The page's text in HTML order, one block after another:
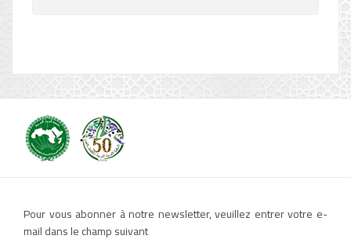
Pour vous abonner à notre newsletter, veuillez entrer votre e-
mail dans le champ suivant